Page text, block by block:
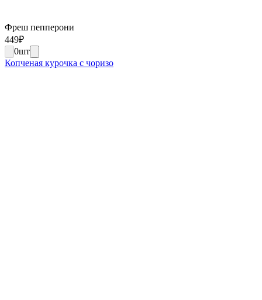
Фреш пепперони
449₽
0шт
Копченая курочка с чоризо